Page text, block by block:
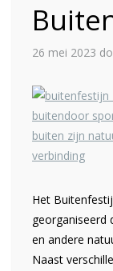
26 mei 2023
Het
georganiseerd
en andere
Naast